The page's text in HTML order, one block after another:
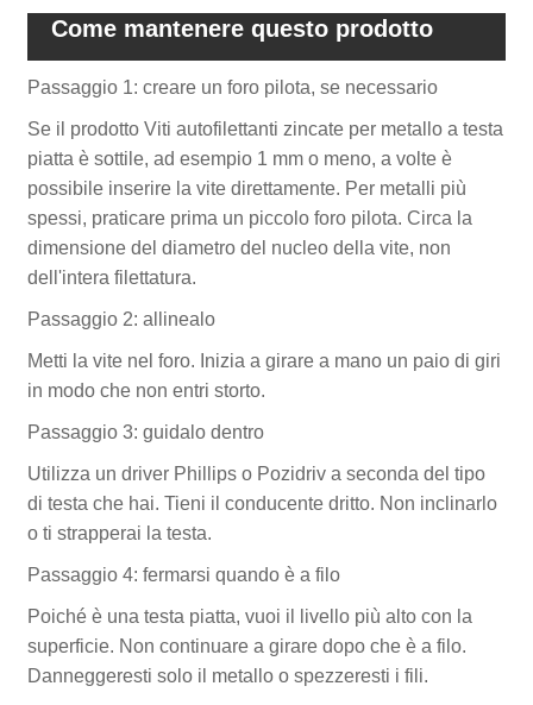
Come mantenere questo prodotto
Passaggio 1: creare un foro pilota, se necessario
Se il prodotto Viti autofilettanti zincate per metallo a testa
piatta è sottile, ad esempio 1 mm o meno, a volte è
possibile inserire la vite direttamente. Per metalli più
spessi, praticare prima un piccolo foro pilota. Circa la
dimensione del diametro del nucleo della vite, non
dell'intera filettatura.
Passaggio 2: allinealo
Metti la vite nel foro. Inizia a girare a mano un paio di giri
in modo che non entri storto.
Passaggio 3: guidalo dentro
Utilizza un driver Phillips o Pozidriv a seconda del tipo
di testa che hai. Tieni il conducente dritto. Non inclinarlo
o ti strapperai la testa.
Passaggio 4: fermarsi quando è a filo
Poiché è una testa piatta, vuoi il livello più alto con la
superficie. Non continuare a girare dopo che è a filo.
Danneggeresti solo il metallo o spezzeresti i fili.